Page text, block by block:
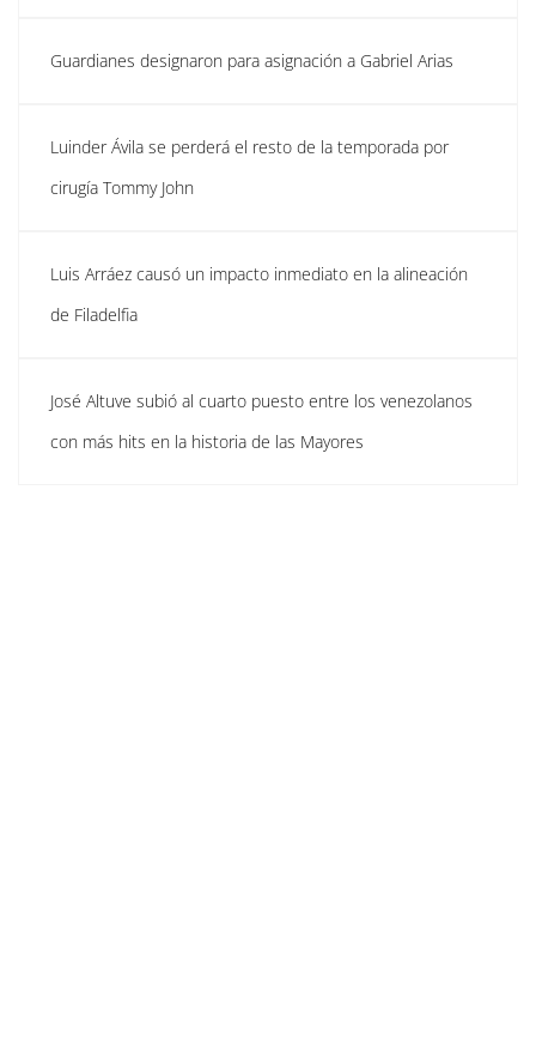
Guardianes designaron para asignación a Gabriel Arias
Luinder Ávila se perderá el resto de la temporada por
cirugía Tommy John
Luis Arráez causó un impacto inmediato en la alineación
de Filadelfia
José Altuve subió al cuarto puesto entre los venezolanos
con más hits en la historia de las Mayores